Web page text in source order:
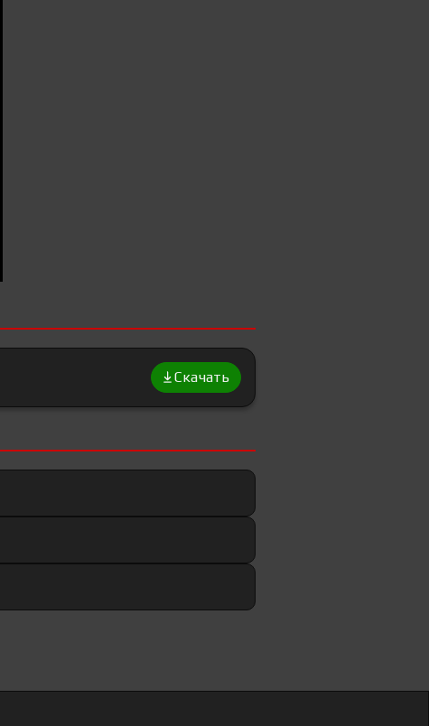
Скачать